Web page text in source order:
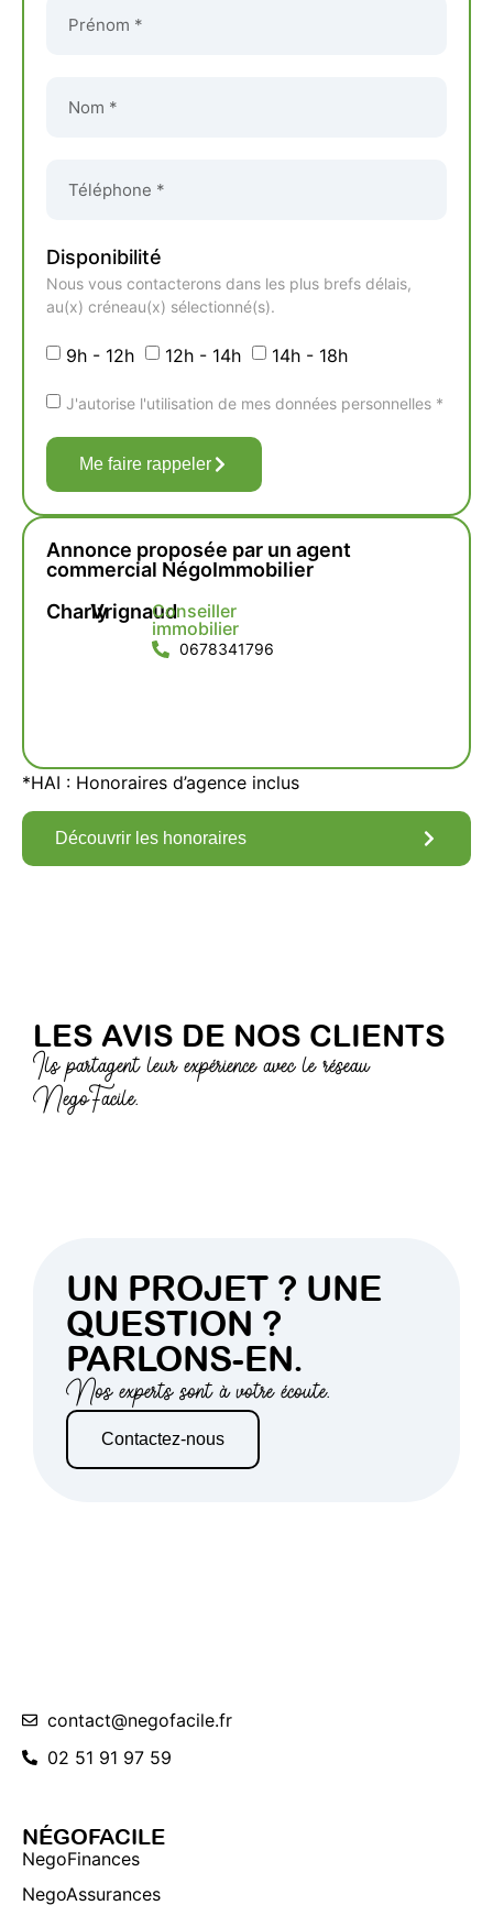
Disponibilité
Nous vous contacterons dans les plus brefs délais,
au(x) créneau(x) sélectionné(s).
9h - 12h 12h - 14h 14h - 18h
J'autorise l'utilisation de mes données personnelles *
Me faire rappeler
Annonce proposée par un agent
commercial NégoImmobilier
CharlyVrignaudConseiller
immobilier
0678341796
*HAI : Honoraires d’agence inclus
Découvrir les honoraires
LES AVIS DE NOS CLIENTS
Ils partagent leur expérience avec le réseau
NegoFacile.
UN PROJET ? UNE
QUESTION ?
PARLONS-EN.
Nos experts sont à votre écoute.
Contactez-nous
contact@negofacile.fr
02 51 91 97 59
NÉGOFACILE
NegoFinances
NegoAssurances